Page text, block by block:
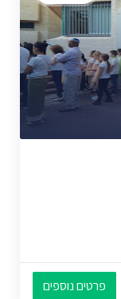
פרטים נוספים